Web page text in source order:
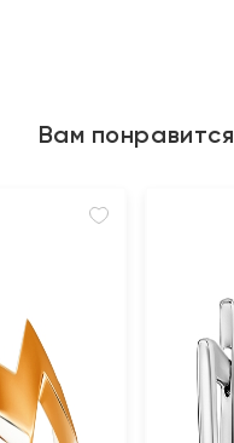
Вам понравится